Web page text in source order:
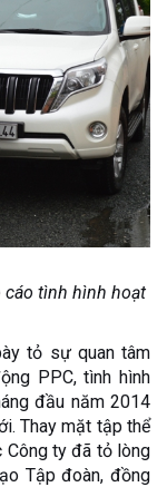
cáo tình hình hoạt
tỏ sự quan tâm
PPC, tình hình
đầu năm 2014
Thay mặt tập thể
Công ty đã tỏ lòng
Tập đoàn, đồng